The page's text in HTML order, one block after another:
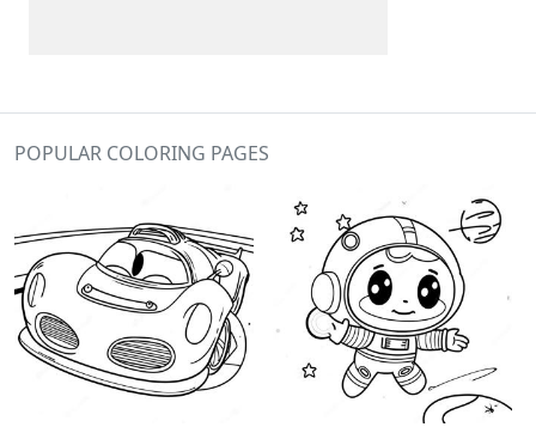
POPULAR COLORING PAGES